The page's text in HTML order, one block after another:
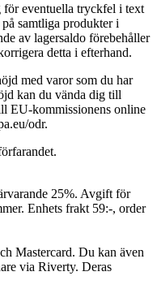
eventuella tryckfel i text
samtliga produkter i
av lagersaldo förebehåller
detta i efterhand.
med varor som du har
kan du vända dig till
EU-kommissionens online
odr.
25%. Avgift för
Enhets frakt 59:-, order
Mastercard. Du kan även
via Riverty. Deras